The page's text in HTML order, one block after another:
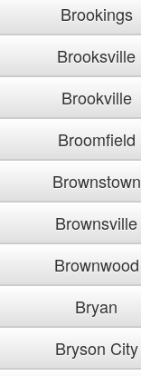
Brookings
Brooksville
Brookville
Broomfield
Brownstown
Brownsville
Brownwood
Bryan
Bryson City